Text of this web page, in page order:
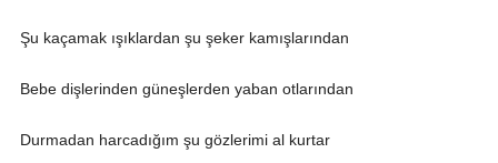
Şu kaçamak ışıklardan şu şeker kamışlarından
Bebe dişlerinden güneşlerden yaban otlarından
Durmadan harcadığım şu gözlerimi al kurtar